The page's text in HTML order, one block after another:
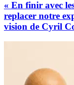
« En finir avec
replacer notre
vision de Cyril